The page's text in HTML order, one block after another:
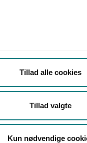
Tillad alle cookies
Tillad valgte
Kun nødvendige